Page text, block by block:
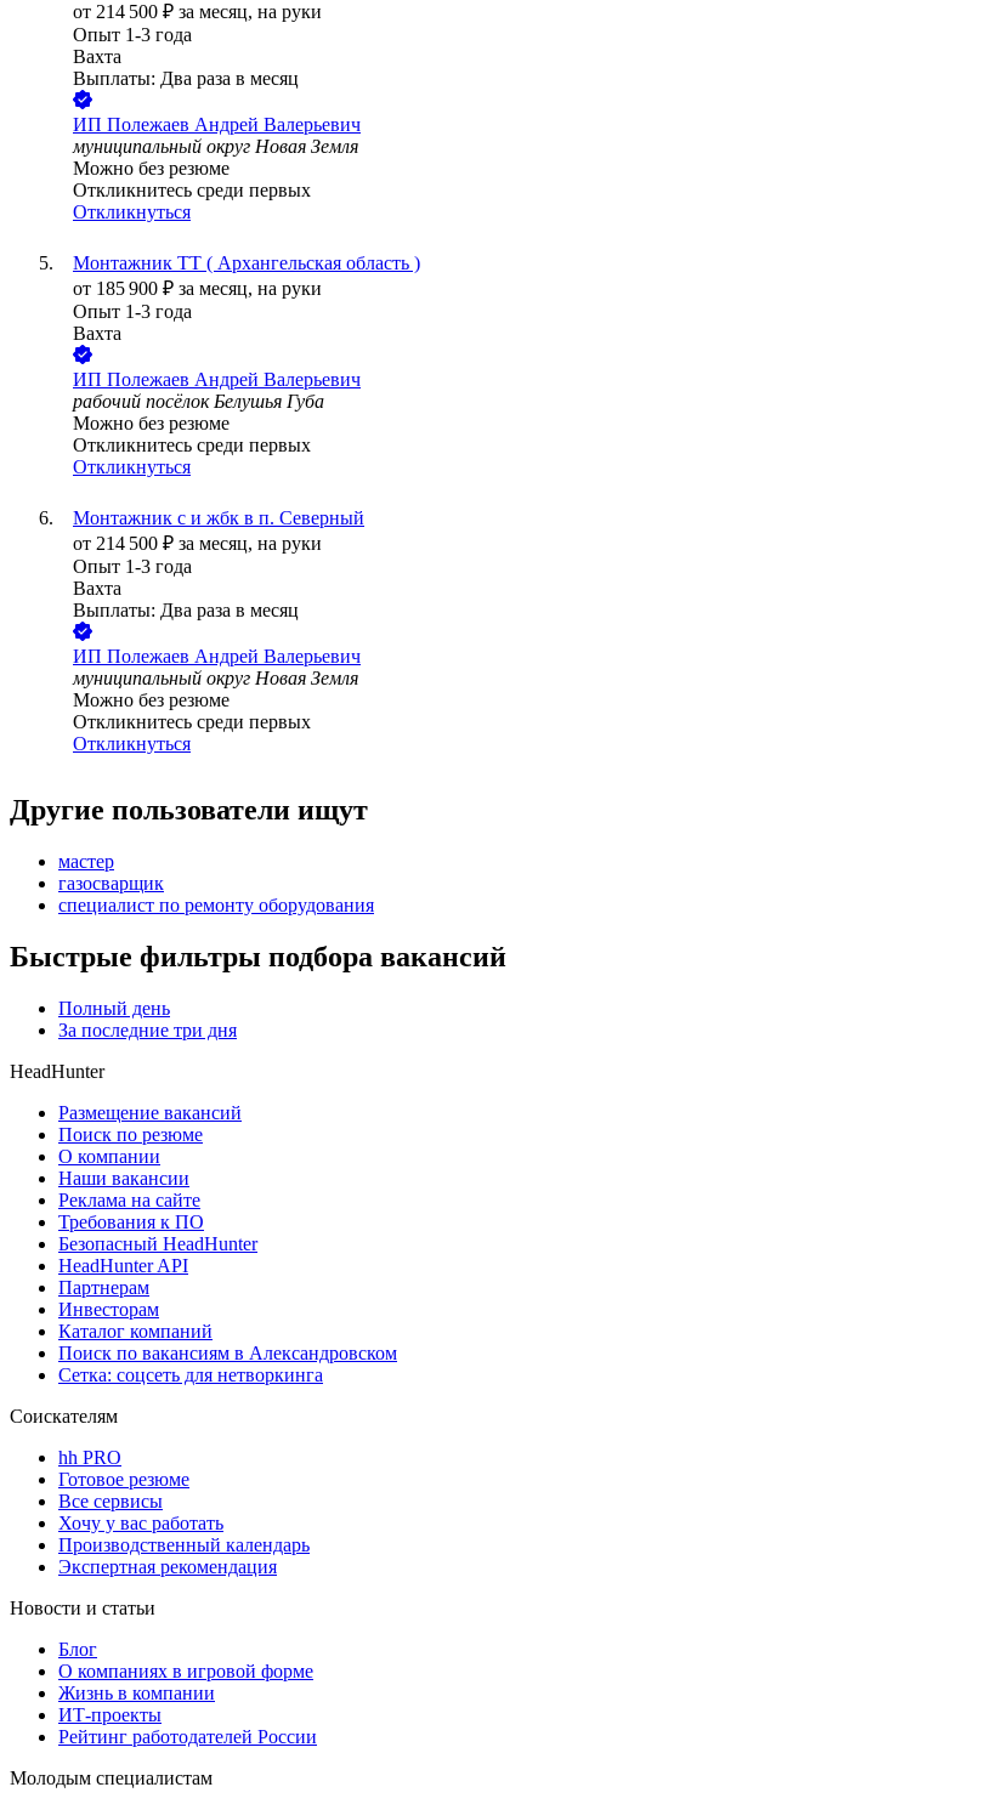
от 214 500 ₽ за месяц, на руки
Опыт 1-3 года
Вахта
Выплаты: Два раза в месяц
ИП Полежаев Андрей Валерьевич
муниципальный округ Новая Земля
Можно без резюме
Откликнитесь среди первых
Откликнуться
Монтажник ТТ ( Архангельская область )
от 185 900 ₽ за месяц, на руки
Опыт 1-3 года
Вахта
ИП Полежаев Андрей Валерьевич
рабочий посёлок Белушья Губа
Можно без резюме
Откликнитесь среди первых
Откликнуться
Монтажник с и жбк в п. Северный
от 214 500 ₽ за месяц, на руки
Опыт 1-3 года
Вахта
Выплаты: Два раза в месяц
ИП Полежаев Андрей Валерьевич
муниципальный округ Новая Земля
Можно без резюме
Откликнитесь среди первых
Откликнуться
Другие пользователи ищут
мастер
газосварщик
специалист по ремонту оборудования
Быстрые фильтры подбора вакансий
Полный день
За последние три дня
HeadHunter
Размещение вакансий
Поиск по резюме
О компании
Наши вакансии
Реклама на сайте
Требования к ПО
Безопасный HeadHunter
HeadHunter API
Партнерам
Инвесторам
Каталог компаний
Поиск по вакансиям в Александровском
Сетка: соцсеть для нетворкинга
Соискателям
hh PRO
Готовое резюме
Все сервисы
Хочу у вас работать
Производственный календарь
Экспертная рекомендация
Новости и статьи
Блог
О компаниях в игровой форме
Жизнь в компании
ИТ-проекты
Рейтинг работодателей России
Молодым специалистам